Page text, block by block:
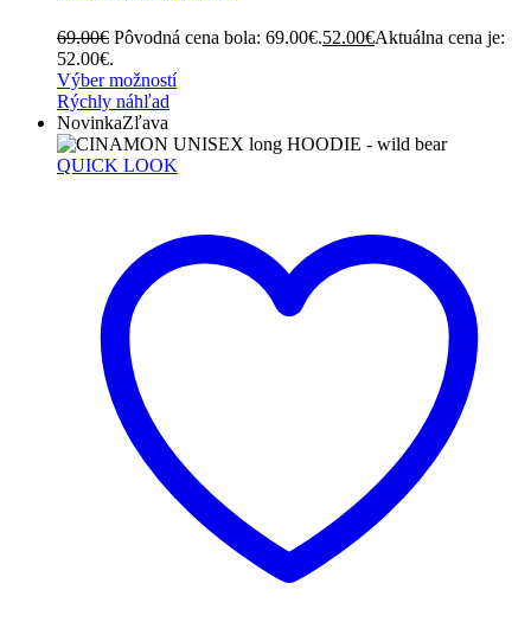
69.00€ Pôvodná cena bola: 69.00€.52.00€Aktuálna cena je:
52.00€.
Výber možností
Rýchly náhľad
NovinkaZľava
QUICK LOOK